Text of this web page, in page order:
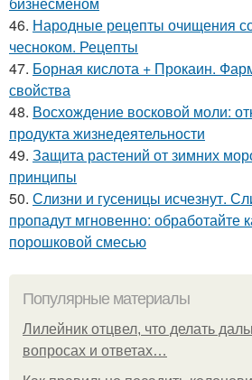
46. Народные рецепты очищения
чесноком. Рецепты
47. Борная кислота + Прокаин.
свойства
48. Восхождение восковой моли:
продукта жизнедеятельности
49. Защита растений от зимних
принципы
50. Слизни и гусеницы исчезнут.
пропадут мгновенно: обработайте
порошковой смесью
Популярные материалы
Лилейник отцвел, что делать
вопросах и ответах…